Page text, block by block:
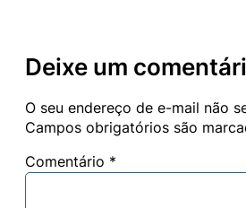
Deixe um
O seu endereço de e-mail não
Campos obrigatórios são
Comentário *